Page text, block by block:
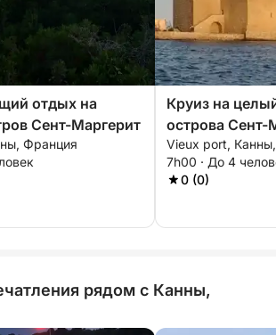
отдых на
Сент-Маргерит
Франция
Круиз на
острова Сент-
Онора
Vieux port,
7h00 · До 4
0 (0)
рядом с Канны,